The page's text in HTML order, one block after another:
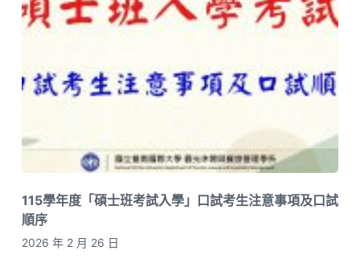
115學年度「碩士班考試入學」口試考生注意事項及口試
順序
2026 年 2 月 26 日